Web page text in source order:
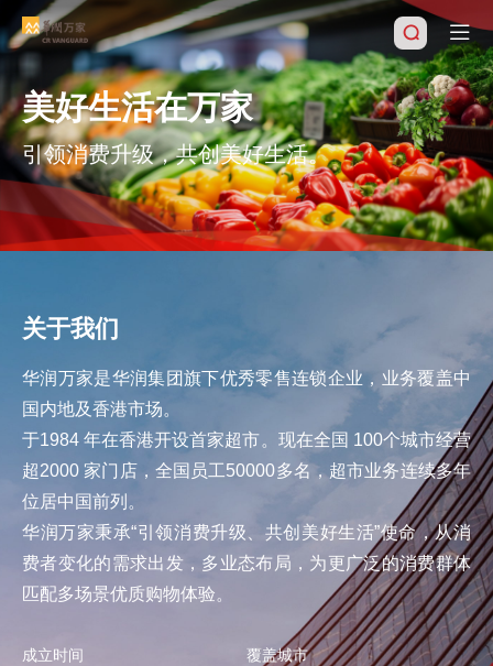
搜索
美好生活在万家
引领消费升级，共创美好生活。
关于我们
华润万家是华润集团旗下优秀零售连锁企业，业务覆盖中
国内地及香港市场。
于1984 年在香港开设首家超市。现在全国 100个城市经营
超2000 家门店，全国员工50000多名，超市业务连续多年
位居中国前列。
华润万家秉承“引领消费升级、共创美好生活”使命，从消
费者变化的需求出发，多业态布局，为更广泛的消费群体
匹配多场景优质购物体验。
成立时间 覆盖城市